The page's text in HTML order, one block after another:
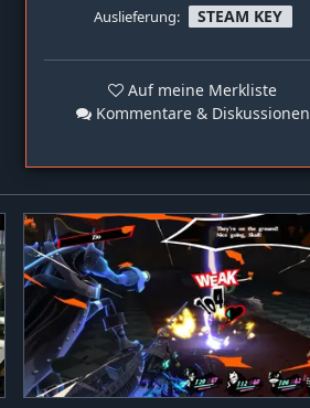
Auslieferung: STEAM KEY
Auf meine Merkliste
Kommentare & Diskussionen